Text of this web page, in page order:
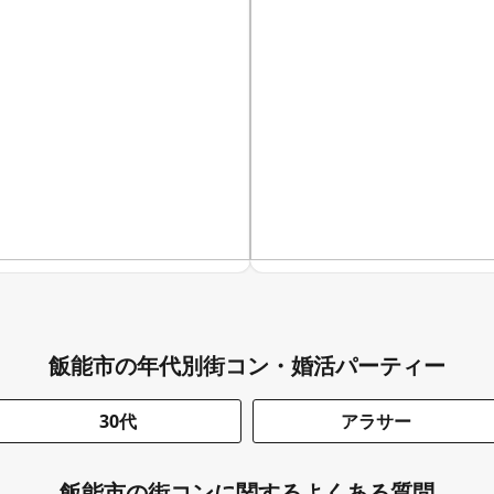
飯能市の年代別街コン・婚活パーティー
30代 アラサー